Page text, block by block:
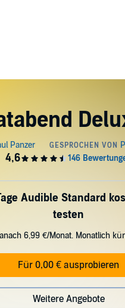
Audible Standard
testen
6,99 €/Monat. Monatlich
Für 0,00 € ausprobieren
Weitere Angebote